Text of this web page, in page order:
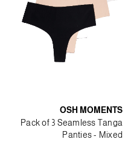
OSH MOMENTS
Pack of 3 Seamless Tanga
Panties - Mixed